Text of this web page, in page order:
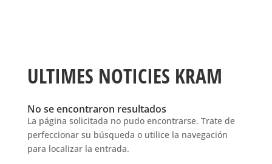
ULTIMES NOTICIES KRAM
No se encontraron resultados
La página solicitada no pudo encontrarse. Trate de
perfeccionar su búsqueda o utilice la navegación
para localizar la entrada.